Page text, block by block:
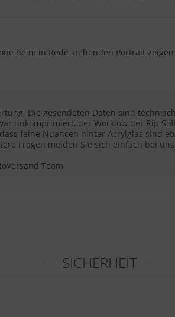
beim in Rede stehenden Portrait
Die gesendeten Daten sind
unkomprimiert, der Worklow der Rip
feine Nuancen hinter Acrylglas sind
Fragen melden Sie sich einfach bei
Team
SICHERHEIT